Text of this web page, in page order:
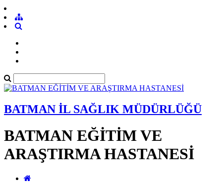
BATMAN İL SAĞLIK MÜDÜRLÜĞÜ
BATMAN EĞİTİM VE
ARAŞTIRMA HASTANESİ